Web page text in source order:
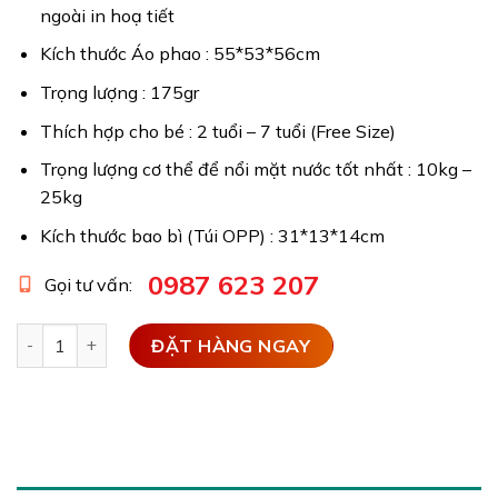
ngoài in hoạ tiết
Kích thước Áo phao : 55*53*56cm
Trọng lượng : 175gr
Thích hợp cho bé : 2 tuổi – 7 tuổi (Free Size)
Trọng lượng cơ thể để nổi mặt nước tốt nhất : 10kg –
25kg
Kích thước bao bì (Túi OPP) : 31*13*14cm
Gọi tư vấn: 0987 623 207
Áo phao tập bơi trẻ em 3 mảnh - Vỏ sò quantity
ĐẶT HÀNG NGAY